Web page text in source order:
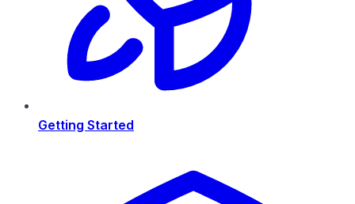
Getting Started